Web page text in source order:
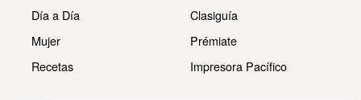
Día a Día
Mujer
Recetas
Clasiguía
Prémiate
Impresora Pacífico